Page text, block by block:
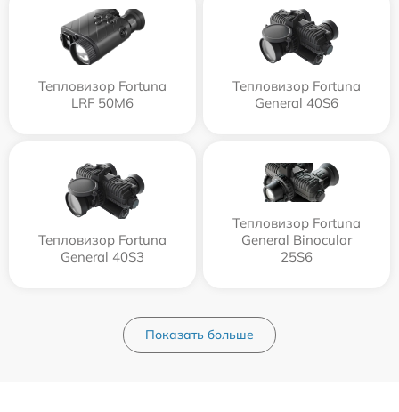
Тепловизор Fortuna
LRF 50M6
Тепловизор Fortuna
General 40S6
Тепловизор Fortuna
General 40S3
Тепловизор Fortuna
General Binocular
25S6
Показать больше